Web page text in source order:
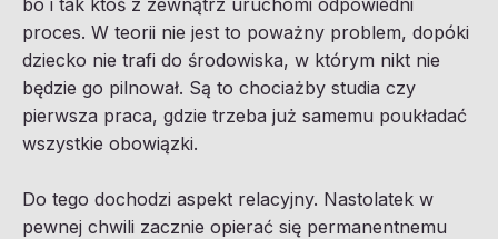
proces. W teorii nie jest to poważny problem, dopóki
dziecko nie trafi do środowiska, w którym nikt nie
będzie go pilnował. Są to chociażby studia czy
pierwsza praca, gdzie trzeba już samemu poukładać
wszystkie obowiązki.
Do tego dochodzi aspekt relacyjny. Nastolatek w
pewnej chwili zacznie opierać się permanentnemu